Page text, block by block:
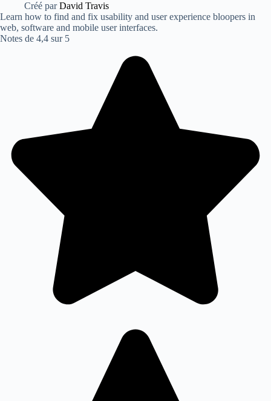
Créé parDavid Travis
Learn how to find and fix usability and user experience bloopers in
web, software and mobile user interfaces.
Notes de 4,4 sur 5